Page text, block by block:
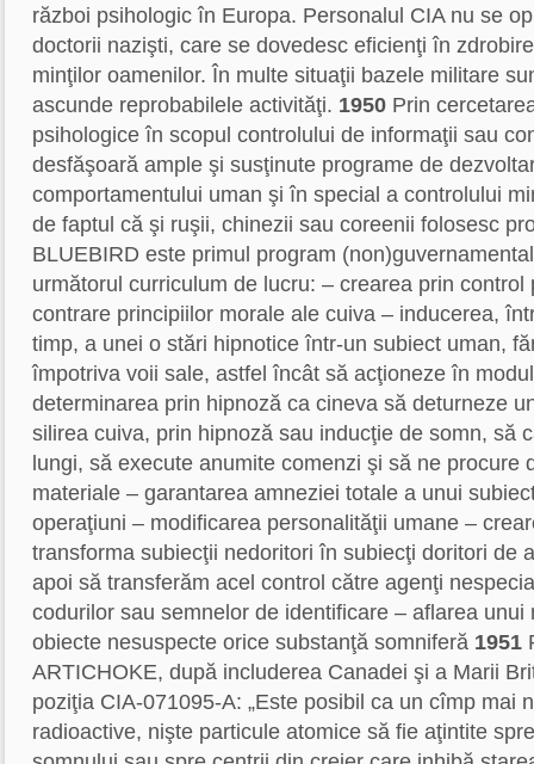
război psihologic în Europa. Personalul CIA nu se
doctorii nazişti, care se dovedesc eficienţi în
minţilor oamenilor. În multe situaţii bazele militare
ascunde reprobabilele activităţi. 1950 Prin
psihologice în scopul controlului de informaţii sau
desfăşoară ample şi susţinute programe de
comportamentului uman şi în special a controlului
de faptul că şi ruşii, chinezii sau coreenii folosesc
BLUEBIRD este primul program
următorul curriculum de lucru: – crearea prin control
contrare principiilor morale ale cuiva – inducerea,
timp, a unei o stări hipnotice într-un subiect uman,
împotriva voii sale, astfel încât să acţioneze în
determinarea prin hipnoză ca cineva să deturneze
silirea cuiva, prin hipnoză sau inducţie de somn, să
lungi, să execute anumite comenzi şi să ne procure
materiale – garantarea amneziei totale a unui
operaţiuni – modificarea personalităţii umane –
transforma subiecţii nedoritori în subiecţi doritori de
apoi să transferăm acel control către agenţi
codurilor sau semnelor de identificare – aflarea unui
obiecte nesuspecte orice substanţă somniferă 1951
ARTICHOKE, după includerea Canadei şi a Marii
poziţia CIA-071095-A: „Este posibil ca un cîmp mai
radioactive, nişte particule atomice să fie aţintite